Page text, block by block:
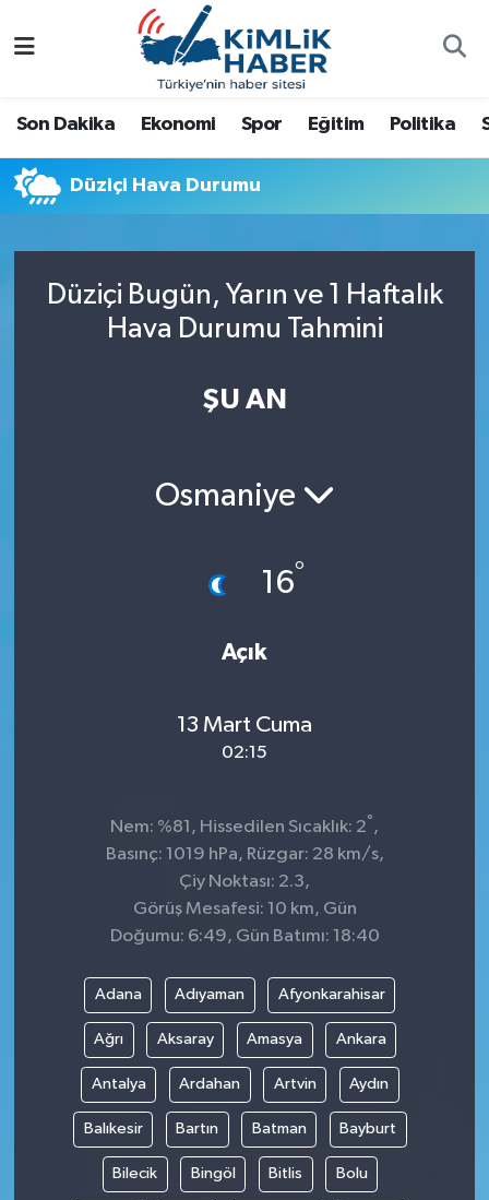
Son Dakika Ekonomi Spor Eğitim Politika
Düziçi Hava Durumu
Düziçi Bugün, Yarın ve 1 Haftalık
Hava Durumu Tahmini
ŞU AN
Osmaniye
16°
Açık
13 Mart Cuma
02:15
Nem: %81, Hissedilen Sıcaklık: 2° ,
Basınç: 1019 hPa, Rüzgar: 28 km/s,
Çiy Noktası: 2.3,
Görüş Mesafesi: 10 km, Gün
Doğumu: 6:49, Gün Batımı: 18:40
Adana Adıyaman Afyonkarahisar
Ağrı Aksaray Amasya Ankara
Antalya Ardahan Artvin Aydın
Balıkesir Bartın Batman Bayburt
Bilecik Bingöl Bitlis Bolu
Antalya
Dünya
Eğitim
Sağlık
Son Dakika
Spor
Teknoloji
Nöbetçi Eczaneler
Namaz Vakitleri
Trafik Durumu
Süper Lig Puan Durumu ve Fikstür
Son Dakika Haberleri